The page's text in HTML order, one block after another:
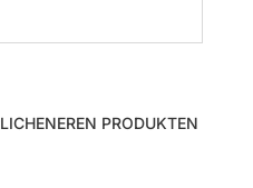
PRODUKTEN